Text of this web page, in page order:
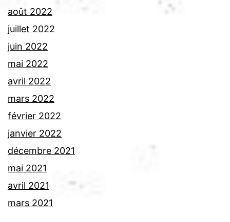
août 2022
juillet 2022
juin 2022
mai 2022
avril 2022
mars 2022
février 2022
janvier 2022
décembre 2021
mai 2021
avril 2021
mars 2021